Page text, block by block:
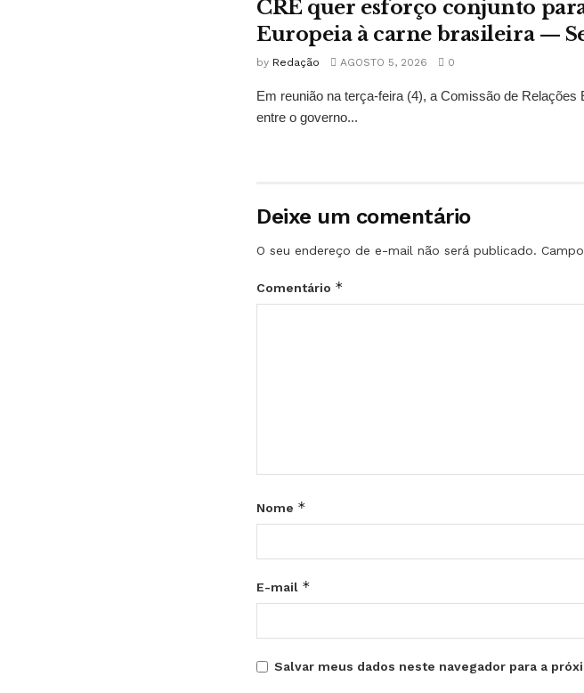
CRE quer esforço conjunto
Europeia à carne brasileira —
by Redação AGOSTO 5, 2026 0
Em reunião na terça-feira (4), a Comissão de
entre o governo...
Deixe um comentário
O seu endereço de e-mail não será publicado.
Comentário *
Nome *
E-mail *
Salvar meus dados neste navegador para a